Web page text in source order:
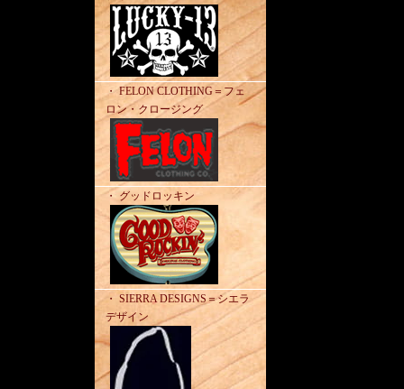
・ FELON CLOTHING＝フェ
ロン・クロージング
・ グッドロッキン
・ SIERRA DESIGNS＝シエラ
デザイン